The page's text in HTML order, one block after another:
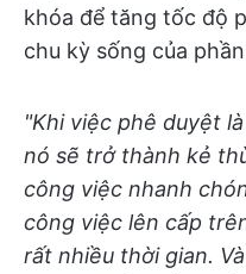
khóa để tăng tốc độ
chu kỳ sống của
"Khi việc phê duyệt
nó sẽ trở thành kẻ
công việc nhanh
công việc lên cấp
rất nhiều thời gian.